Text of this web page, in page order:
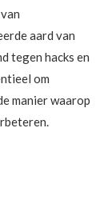
aard van
tegen hacks en
om
manier waarop